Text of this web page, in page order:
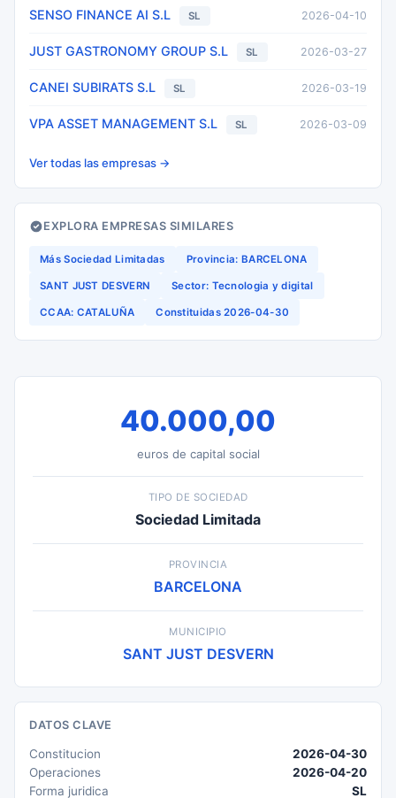
SENSO FINANCE AI S.L SL 2026-04-10
JUST GASTRONOMY GROUP S.L SL 2026-03-27
CANEI SUBIRATS S.L SL 2026-03-19
VPA ASSET MANAGEMENT S.L SL 2026-03-09
Ver todas las empresas →
EXPLORA EMPRESAS SIMILARES
Más Sociedad Limitadas Provincia: BARCELONA
SANT JUST DESVERN Sector: Tecnologia y digital
CCAA: CATALUÑA Constituidas 2026-04-30
40.000,00
euros de capital social
TIPO DE SOCIEDAD
Sociedad Limitada
PROVINCIA
BARCELONA
MUNICIPIO
SANT JUST DESVERN
DATOS CLAVE
Constitucion
2026-04-30
Operaciones
2026-04-20
Forma juridica
SL